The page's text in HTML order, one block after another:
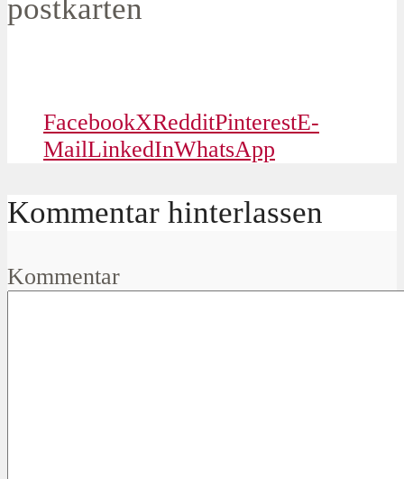
postkarten
FacebookXRedditPinterestE-
MailLinkedInWhatsApp
Kommentar hinterlassen
Kommentar